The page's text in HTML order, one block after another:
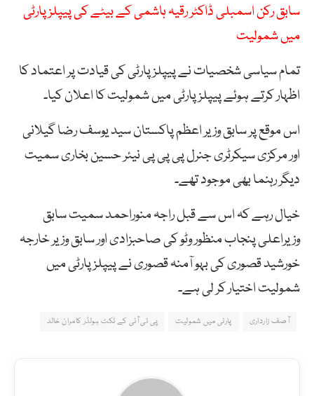
سابق رکن اسمبلی ڈاکٹر رقیہ ہاشمی کے بیٹے کی پیپلز پارٹی
میں شمولیت
تمام سیاسی شخصیات نے پیپلز پارٹی کی قیادت پر اعتماد کا
اظہار کرتے ہوئے پیپلز پارٹی میں شمولیت کا اعلان کیا۔
اس موقع پر سابق وزیر اعظم پاکستان سید یوسف رضا گیلانی
اور مرکزی سیکرٹری جنرل پی پی پی نیئر حسین بخاری سمیت
دیگر رہنما بھی موجود تھے۔
خیال رہے کہ اس سے قبل راجہ منوراحمد سمیت سابق
وزیراعلی پنجاب منظور وٹو کی صاحبزادی اور سابق وزیر خارجہ
خورشید قصوری کی بہو آمنہ قصوری نے پیپلز پارٹی میں
شمولیت اختیار کر لی ہے۔
آصف زارداری پارٹی میں شمولیت پی ٹی آئی کے ٹکٹ ہولڈر کامران خالد